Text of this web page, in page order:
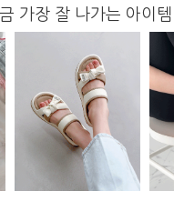
가장 잘 나가는 아이템